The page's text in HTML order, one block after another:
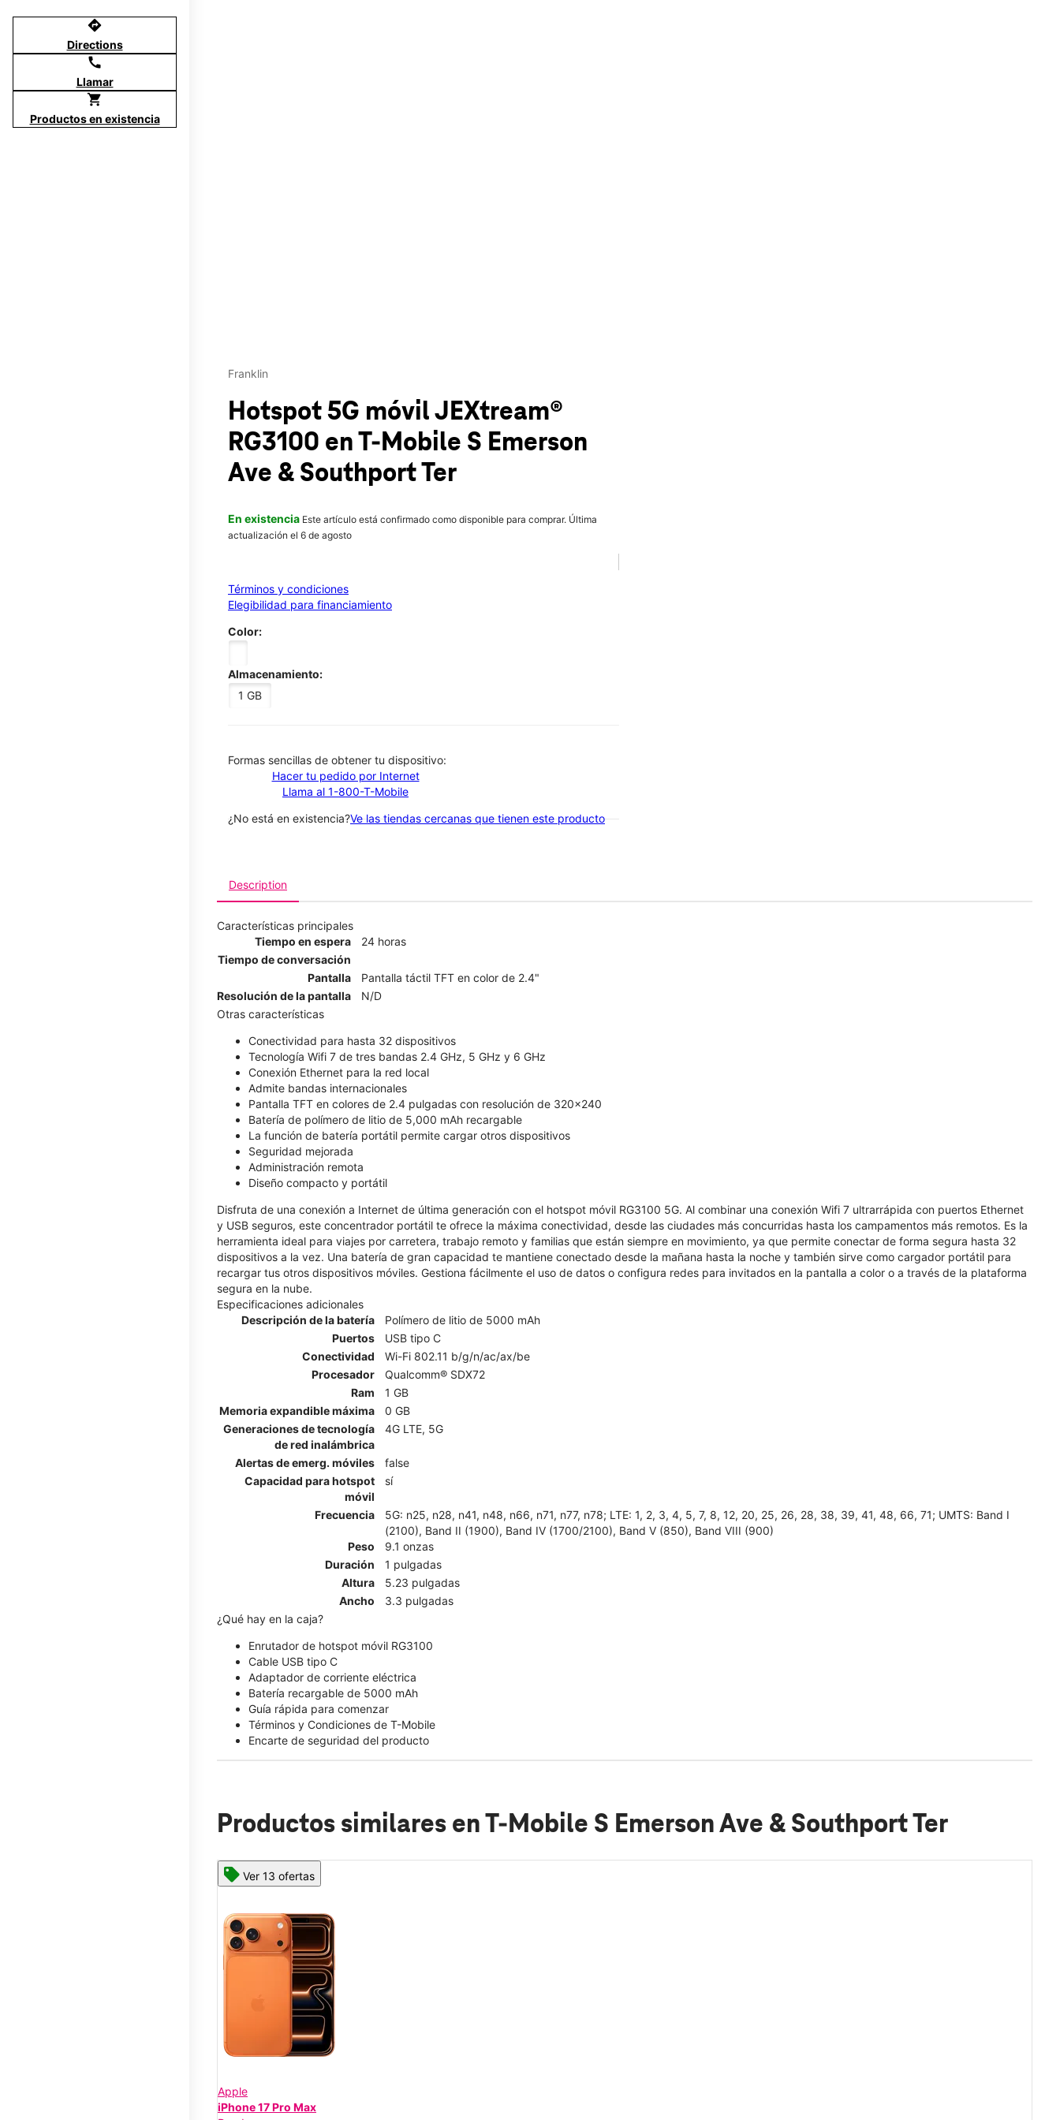
directions
Directions
call
Llamar
shopping_cart
Productos en existencia
Franklin
Hotspot 5G móvil JEXtream®
RG3100 en T-Mobile S Emerson
Ave & Southport Ter
En existencia Este artículo está confirmado como disponible para comprar. Última
actualización el 6 de agosto
Términos y condiciones
Elegibilidad para financiamiento
Color:
Almacenamiento:
1 GB
​​​​​​​Formas sencillas de obtener tu dispositivo:
Hacer tu pedido por Internet
Llama al 1-800-T-Mobile
¿No está en existencia?Ve las tiendas cercanas que tienen este producto
Description
Características principales
Tiempo en espera
24 horas
Tiempo de conversación
Pantalla
Pantalla táctil TFT en color de 2.4"
Resolución de la pantalla
N/D
Otras características
Conectividad para hasta 32 dispositivos
Tecnología Wifi 7 de tres bandas 2.4 GHz, 5 GHz y 6 GHz
Conexión Ethernet para la red local
Admite bandas internacionales
Pantalla TFT en colores de 2.4 pulgadas con resolución de 320x240
Batería de polímero de litio de 5,000 mAh recargable
La función de batería portátil permite cargar otros dispositivos
Seguridad mejorada
Administración remota
Diseño compacto y portátil
Disfruta de una conexión a Internet de última generación con el hotspot móvil RG3100 5G. Al combinar una conexión Wifi 7 ultrarrápida con puertos Ethernet
y USB seguros, este concentrador portátil te ofrece la máxima conectividad, desde las ciudades más concurridas hasta los campamentos más remotos. Es la
herramienta ideal para viajes por carretera, trabajo remoto y familias que están siempre en movimiento, ya que permite conectar de forma segura hasta 32
dispositivos a la vez. Una batería de gran capacidad te mantiene conectado desde la mañana hasta la noche y también sirve como cargador portátil para
recargar tus otros dispositivos móviles. Gestiona fácilmente el uso de datos o configura redes para invitados en la pantalla a color o a través de la plataforma
segura en la nube.
Especificaciones adicionales
Descripción de la batería
Polímero de litio de 5000 mAh
Puertos
USB tipo C
Conectividad
Wi-Fi 802.11 b/g/n/ac/ax/be
Procesador
Qualcomm® SDX72
Ram
1 GB
Memoria expandible máxima
0 GB
Generaciones de tecnología
de red inalámbrica
4G LTE, 5G
Alertas de emerg. móviles
false
Capacidad para hotspot
móvil
sí
Frecuencia
5G: n25, n28, n41, n48, n66, n71, n77, n78; LTE: 1, 2, 3, 4, 5, 7, 8, 12, 20, 25, 26, 28, 38, 39, 41, 48, 66, 71; UMTS: Band I
(2100), Band II (1900), Band IV (1700/2100), Band V (850), Band VIII (900)
Peso
9.1 onzas
Duración
1 pulgadas
Altura
5.23 pulgadas
Ancho
3.3 pulgadas
¿Qué hay en la caja?
Enrutador de hotspot móvil RG3100
Cable USB tipo C
Adaptador de corriente eléctrica
Batería recargable de 5000 mAh
Guía rápida para comenzar
Términos y Condiciones de T-Mobile
Encarte de seguridad del producto
Productos similares en T-Mobile S Emerson Ave & Southport Ter
Ver 13 ofertas
Apple
iPhone 17 Pro Max